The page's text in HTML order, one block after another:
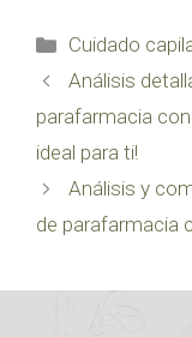
Categorías
Cuidado
Análisis
parafarmacia
ideal para ti!
Análisis y
de parafarmacia